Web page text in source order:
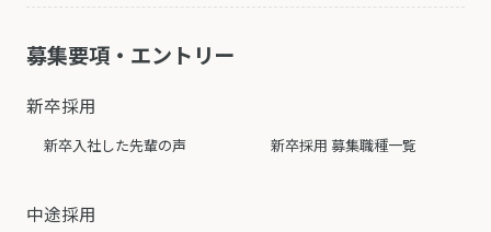
募集要項・エントリー
新卒採用
新卒入社した先輩の声 新卒採用 募集職種一覧
中途採用